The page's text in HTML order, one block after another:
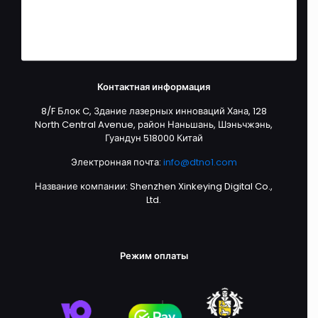
Контактная информация
8/F Блок C, Здание лазерных инноваций Хана, 128
North Central Avenue, район Наньшань, Шэньчжэнь,
Гуандун 518000 Китай
Электронная почта: info@dtno1.com
Название компании: Shenzhen Xinkeying Digital Co.,
Ltd.
Режим оплаты